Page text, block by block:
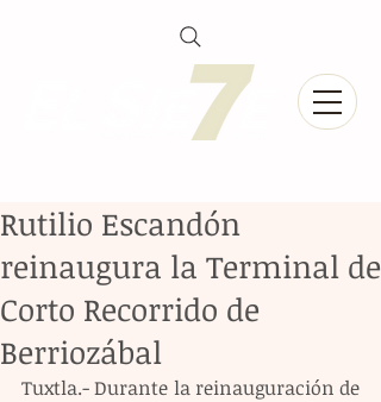
Rutilio Escandón
reinaugura la Terminal de
Corto Recorrido de
Berriozábal
Tuxtla.- Durante la reinauguración de